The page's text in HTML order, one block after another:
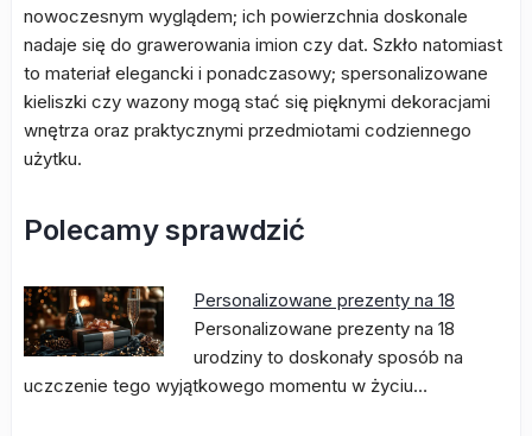
nowoczesnym wyglądem; ich powierzchnia doskonale
nadaje się do grawerowania imion czy dat. Szkło natomiast
to materiał elegancki i ponadczasowy; spersonalizowane
kieliszki czy wazony mogą stać się pięknymi dekoracjami
wnętrza oraz praktycznymi przedmiotami codziennego
użytku.
Polecamy sprawdzić
Personalizowane prezenty na 18
Personalizowane prezenty na 18
urodziny to doskonały sposób na
uczczenie tego wyjątkowego momentu w życiu…